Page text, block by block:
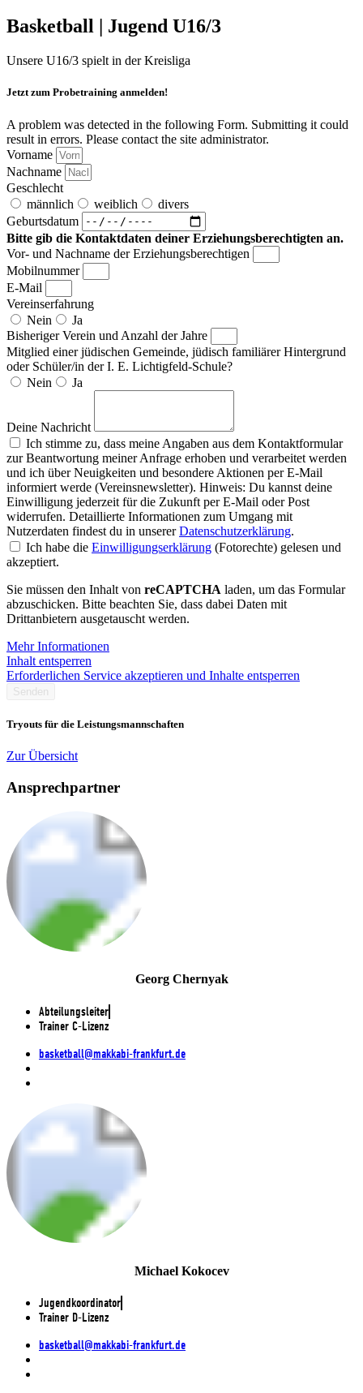
Basketball | Jugend U16/3
Unsere U16/3 spielt in der Kreisliga
Jetzt zum Probetraining anmelden!
A problem was detected in the following Form. Submitting it could
result in errors. Please contact the site administrator.
Vorname
Nachname
Geschlecht
männlich
weiblich
divers
Geburtsdatum
Bitte gib die Kontaktdaten deiner Erziehungsberechtigten an.
Vor- und Nachname der Erziehungsberechtigen
Mobilnummer
E-Mail
Vereinserfahrung
Nein
Ja
Bisheriger Verein und Anzahl der Jahre
Mitglied einer jüdischen Gemeinde, jüdisch familiärer Hintergrund
oder Schüler/in der I. E. Lichtigfeld-Schule?
Nein
Ja
Deine Nachricht
Ich stimme zu, dass meine Angaben aus dem Kontaktformular
zur Beantwortung meiner Anfrage erhoben und verarbeitet werden
und ich über Neuigkeiten und besondere Aktionen per E-Mail
informiert werde (Vereinsnewsletter). Hinweis: Du kannst deine
Einwilligung jederzeit für die Zukunft per E-Mail oder Post
widerrufen. Detaillierte Informationen zum Umgang mit
Nutzerdaten findest du in unsererDatenschutzerklärung.
Ich habe die Einwilligungserklärung (Fotorechte) gelesen und
akzeptiert.
Sie müssen den Inhalt von reCAPTCHA laden, um das Formular
abzuschicken. Bitte beachten Sie, dass dabei Daten mit
Drittanbietern ausgetauscht werden.
Mehr Informationen
Inhalt entsperren
Erforderlichen Service akzeptieren und Inhalte entsperren
Senden
Tryouts für die Leistungsmannschaften
Zur Übersicht
Ansprechpartner
Georg Chernyak
Abteilungsleiter
Trainer C-Lizenz
basketball@makkabi-frankfurt.de
Michael Kokocev
Jugendkoordinator
Trainer D-Lizenz
basketball@makkabi-frankfurt.de